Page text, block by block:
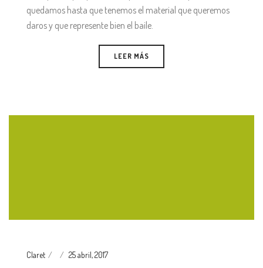
quedamos hasta que tenemos el material que queremos
daros y que represente bien el baile.
LEER MÁS
Claret 25 abril, 2017